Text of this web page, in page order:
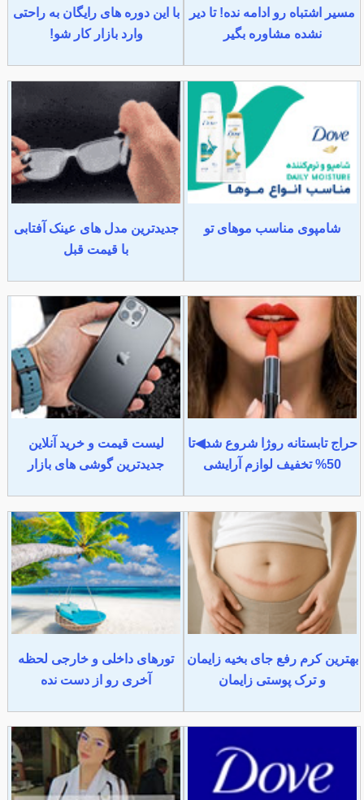
مسیر اشتباه رو ادامه نده! تا دیر
نشده مشاوره بگیر
با این دوره های رایگان به راحتی
وارد بازار کار شو!
شامپوی مناسب موهای تو
جدیدترین مدل های عینک آفتابی
با قیمت قبل
حراج تابستانه روژا شروع شد◀تا
50% تخفیف لوازم آرایشی
لیست قیمت و خرید آنلاین
جدیدترین گوشی های بازار
بهترین کرم رفع جای بخیه زایمان
و ترک پوستی زایمان
تورهای داخلی و خارجی لحظه
آخری رو از دست نده